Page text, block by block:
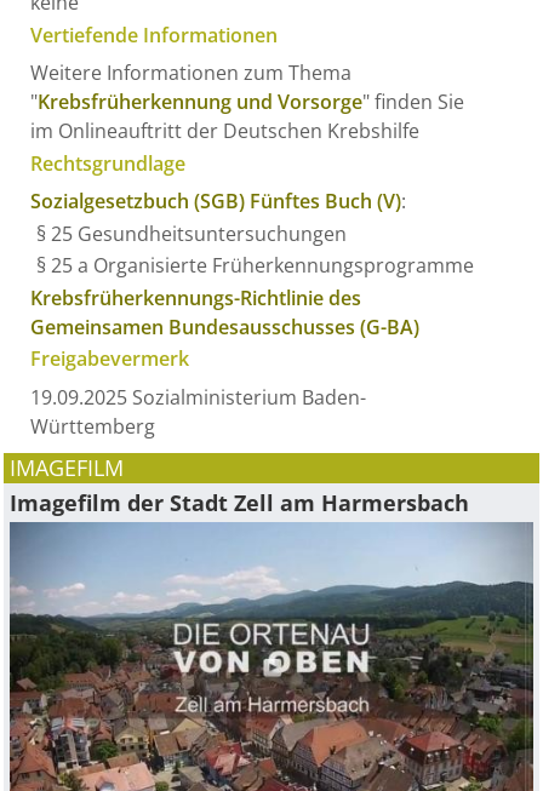
Vertiefende Informationen
Weitere Informationen zum Thema
"Krebsfrüherkennung und Vorsorge" finden Sie
im Onlineauftritt der Deutschen Krebshilfe
Rechtsgrundlage
Sozialgesetzbuch (SGB) Fünftes Buch (V):
§ 25 Gesundheitsuntersuchungen
§ 25 a Organisierte Früherkennungsprogramme
Krebsfrüherkennungs-Richtlinie des
Gemeinsamen Bundesausschusses (G-BA)
Freigabevermerk
19.09.2025 Sozialministerium Baden-
Württemberg
IMAGEFILM
Imagefilm der Stadt Zell am Harmersbach